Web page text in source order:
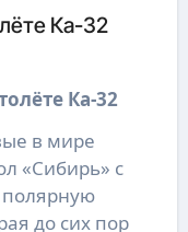
Ка-32
Ка-32
в мире
«Сибирь» с
полярную
до сих пор